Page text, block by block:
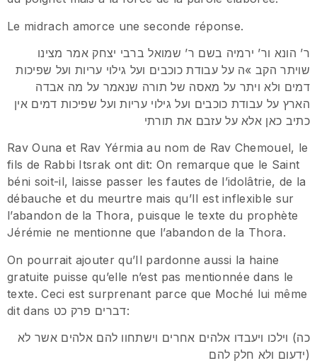
Le midrach amorce une seconde réponse.
ר’ הונא ור’ ירמיה בשם ר’ שמואל ברבי יצחק אמר מצינו
שויתר הקב »ה על עבודת כוכבים ועל גילוי עריות ועל שפיכות
דמים ולא ויתר על מאסה של תורה שנאמר על מה אבדה
הארץ על עבודת כוכבים ועל גילוי עריות ועל שפיכות דמים אין
כתיב כאן אלא על עזבם את תורתי
Rav Ouna et Rav Yérmia au nom de Rav Chemouel, le
fils de Rabbi Itsrak ont dit: On remarque que le Saint
béni soit-il, laisse passer les fautes de l’idolâtrie, de la
débauche et du meurtre mais qu’Il est inflexible sur
l’abandon de la Thora, puisque le texte du prophète
Jérémie ne mentionne que l’abandon de la Thora.
On pourrait ajouter qu’Il pardonne aussi la haine
gratuite puisse qu’elle n’est pas mentionnée dans le
texte. Ceci est surprenant parce que Moché lui même
dit dans דברים פרק כט:
כה) וילכו ויעבדו אלהים אחרים וישתחוו להם אלהים אשר לא
ידעום ולא חלק להם)